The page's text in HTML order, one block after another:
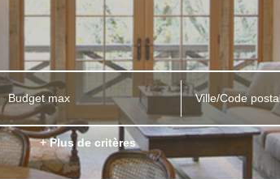
Ville/Code
+ Plus de critères